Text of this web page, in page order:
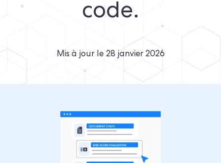
code.
Mis à jour le 28 janvier 2026